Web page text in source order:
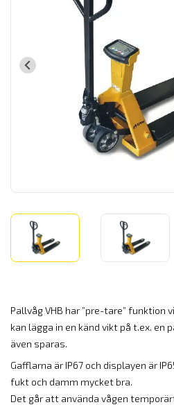
Pallvåg VHB har ”pre-tare”
kan lägga in en känd vikt på t.ex. en
även sparas.
Gafflarna är IP67 och displayen är
fukt och damm mycket bra.
Det går att använda vågen